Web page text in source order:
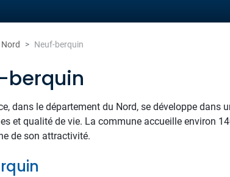
Nord Neuf-berquin
berquin
dans le département du Nord, se développe dans
et qualité de vie. La commune accueille environ
de son attractivité.